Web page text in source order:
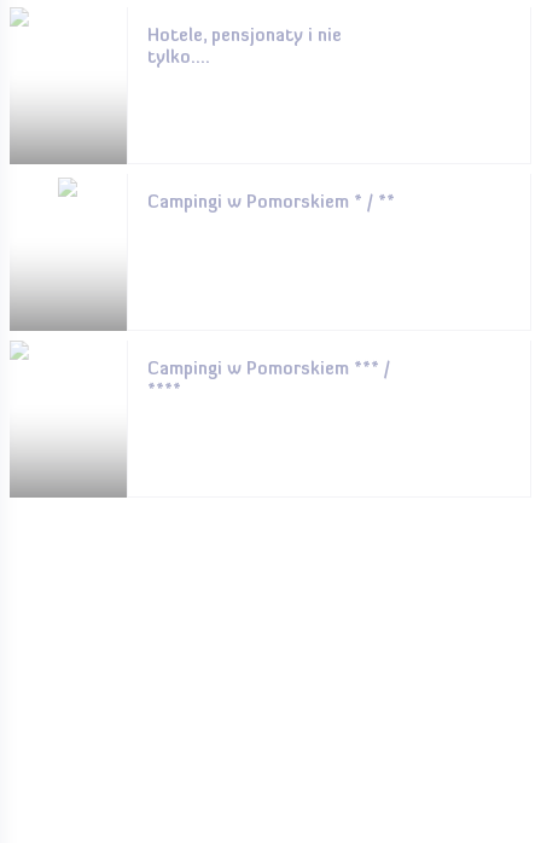
Hotele, pensjonaty i nie
tylko....
Campingi w Pomorskiem * / **
Campingi w Pomorskiem *** /
****